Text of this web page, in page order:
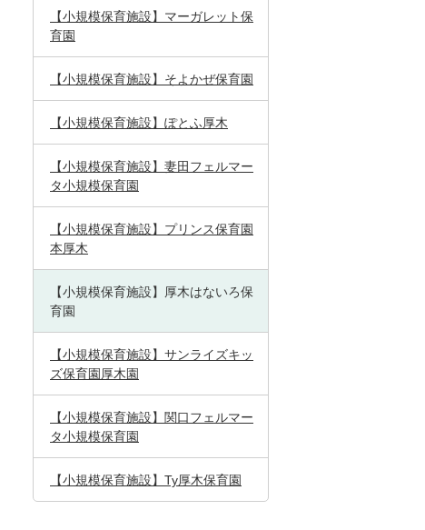
【小規模保育施設】マーガレット保
育園
【小規模保育施設】そよかぜ保育園
【小規模保育施設】ぽとふ厚木
【小規模保育施設】妻田フェルマー
タ小規模保育園
【小規模保育施設】プリンス保育園
本厚木
【小規模保育施設】厚木はないろ保
育園
【小規模保育施設】サンライズキッ
ズ保育園厚木園
【小規模保育施設】関口フェルマー
タ小規模保育園
【小規模保育施設】Ty厚木保育園